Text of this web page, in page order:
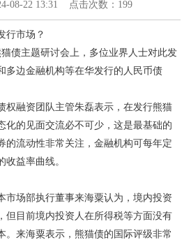
08-22 13:31 点击次数：199
行市场？
债主题研讨会上，多位业界人士对此发
多边金融机构等在华发行的人民币债
权融资团队主管朱磊表示，在发行熊猫
化的见面交流必不可少，这是最基础的
的流动性非常关注，金融机构可每年定
益率曲线。
市场部执行董事来海粟认为，境内投资
但目前境内投资人在所得税等方面没有
。来海粟表示，熊猫债的国际评级非常